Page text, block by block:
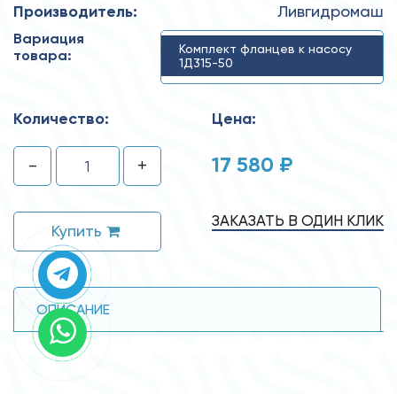
Производитель: Ливгидромаш
Вариация
товара:
Комплект фланцев к насосу
1Д315-50
Количество:
- +
Купить
Цена:
17 580 ₽
ЗАКАЗАТЬ В ОДИН КЛИК
ОПИСАНИЕ